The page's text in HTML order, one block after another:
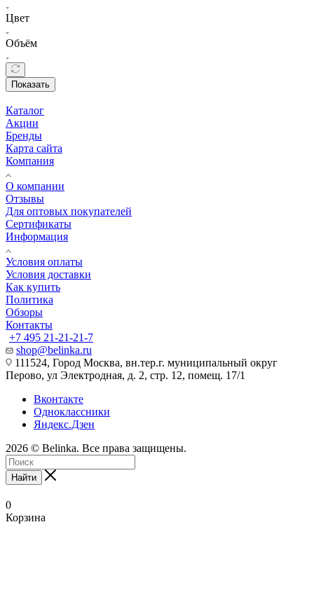
Цвет
Объём
Показать
Каталог
Акции
Бренды
Карта сайта
Компания
О компании
Отзывы
Для оптовых покупателей
Сертификаты
Информация
Условия оплаты
Условия доставки
Как купить
Политика
Обзоры
Контакты
+7 495 21-21-21-7
shop@belinka.ru
111524, Город Москва, вн.тер.г. муниципальный округ
Перово, ул Электродная, д. 2, стр. 12, помещ. 17/1
Вконтакте
Одноклассники
Яндекс.Дзен
2026 © Belinka. Все права защищены.
Найти
0
Корзина